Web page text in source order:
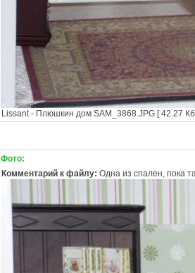
Lissant - Плюшкин дом SAM_3868.JPG [ 42.27
Фото:
Комментарий к файлу: Одна из спален, пока